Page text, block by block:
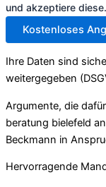
und akzeptiere diese.
Kostenloses
Ihre Daten sind
weitergegeben
Argumente, die
beratung bielefeld
Beckmann in
Hervorragende